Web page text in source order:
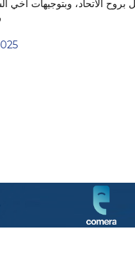
بروح الاتحاد، وبتوجيهات أخي